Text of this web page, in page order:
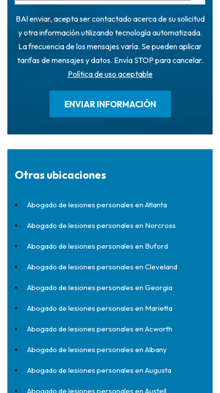
BAl enviar, acepta ser contactado acerca de su solicitud
y otra información utilizando tecnología automatizada.
La frecuencia de los mensajes varía. Se pueden aplicar
tarifas de mensajes y datos. Envía STOP para cancelar.
Política de uso aceptable
Otras ubicaciones
Abogado de lesiones personales en Atlanta
Abogado de lesiones personales en Norcross
Abogado de lesiones personales en Buford
Abogado de lesiones personales en Cleveland
Abogado de lesiones personales en Georgia
Abogado de lesiones personales en Marietta
Abogado de lesiones personales en Acworth
Abogado de lesiones personales en Albany
Abogado de lesiones personales en Augusta
Abogado de lesiones personales en Austell